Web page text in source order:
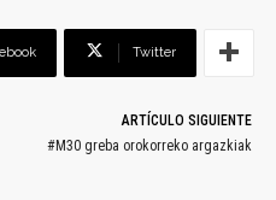
Twitter
ARTÍCULO SIGUIENTE
#M30 greba orokorreko argazkiak